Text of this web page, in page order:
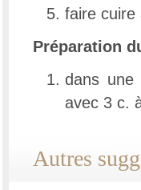
faire cuire
Préparation
dans une
avec 3 c.
Autres